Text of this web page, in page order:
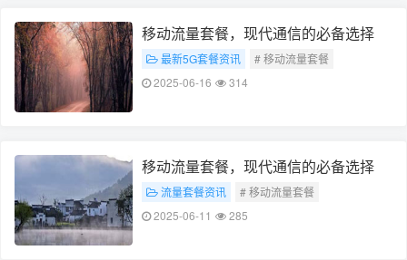
移动流量套餐，现代通信的必备选择
最新5G套餐资讯
# 移动流量套餐
# 现代通信必备
2025-06-16 314
移动流量套餐，现代通信的必备选择
流量套餐资讯
# 移动流量套餐
# 现代通信必备
2025-06-11 285